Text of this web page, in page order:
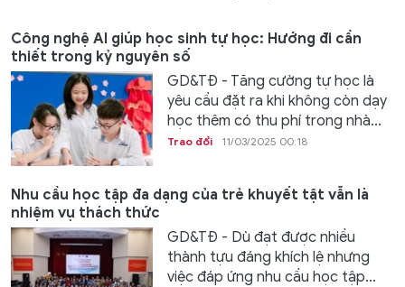
Công nghệ AI giúp học sinh tự học: Hướng đi cần
thiết trong kỷ nguyên số
GD&TĐ - Tăng cường tự học là
yêu cầu đặt ra khi không còn dạy
học thêm có thu phí trong nhà...
Trao đổi 11/03/2025 00:18
Nhu cầu học tập đa dạng của trẻ khuyết tật vẫn là
nhiệm vụ thách thức
GD&TĐ - Dù đạt được nhiều
thành tựu đáng khích lệ nhưng
việc đáp ứng nhu cầu học tập...